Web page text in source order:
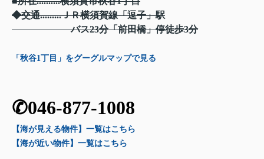
◆交通.........ＪＲ横須賀線「逗子」駅
バス23分「前田橋」停徒歩3分
「秋谷1丁目」をグーグルマップで見る
✆046-877-1008
【海が見える物件】一覧はこちら
【海が近い物件】一覧はこちら